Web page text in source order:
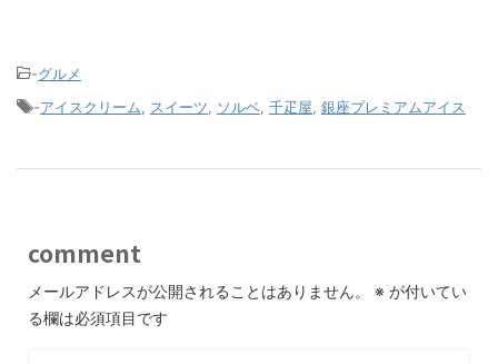
-グルメ
-アイスクリーム スイーツ ソルベ 千疋屋 銀座プレミアムアイス
comment
メールアドレスが公開されることはありません。 ※ が付いてい
る欄は必須項目です